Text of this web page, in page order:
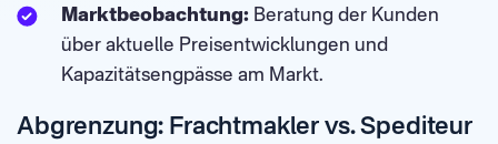
Marktbeobachtung: Beratung der Kunden
über aktuelle Preisentwicklungen und
Kapazitätsengpässe am Markt.
Abgrenzung: Frachtmakler vs. Spediteur